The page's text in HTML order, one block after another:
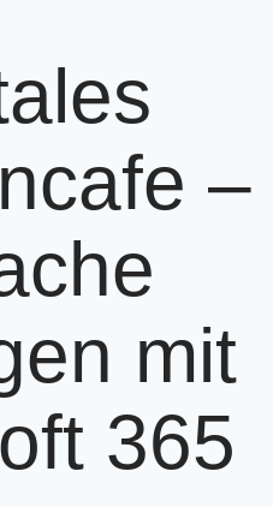
–
mit
365